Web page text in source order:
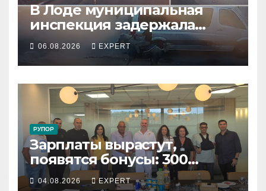
В Лоде муниципальная
инспекция задержала
подростка, устроившего
опасную скачку на лошади
по улицам города
06.08.2026 EXPERT
РУПОР
Зарплаты вырастут,
появятся бонусы: 300
сотрудников «Штраус»
04.08.2026 EXPERT